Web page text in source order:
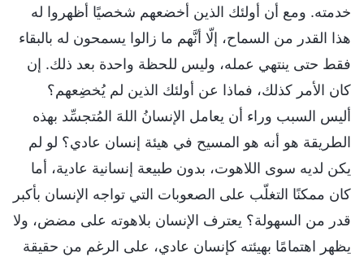
خدمته. ومع أن أولئك الذين أخضعهم شخصيًا أظهروا له
هذا القدر من السماح، إلّا أنَّهم ما زالوا يسمحون له بالبقاء
فقط حتى ينتهي عمله، وليس للحظة واحدة بعد ذلك. إن
كان الأمر كذلك، فماذا عن أولئك الذين لم يُخضِعهم؟
أليس السبب وراء أن يعامل الإنسانُ اللهَ المُتجسِّد بهذه
الطريقة هو أنه هو المسيح في هيئة إنسان عادي؟ لو لم
يكن لديه سوى اللاهوت، بدون طبيعة إنسانية عادية، أما
كان ممكنًا التغلّب على الصعوبات التي تواجه الإنسان بأكبر
قدر من السهولة؟ يعترف الإنسان بلاهوته على مضض، ولا
يظهر اهتمامًا بهيئته كإنسان عادي، على الرغم من حقيقة